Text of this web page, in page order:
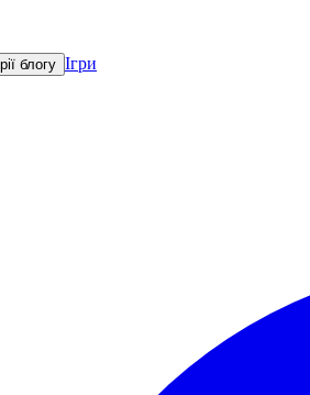
блогу Ігри